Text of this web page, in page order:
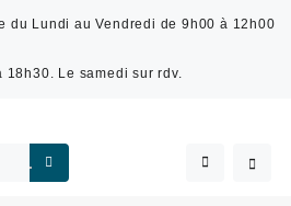
du Lundi au Vendredi de 9h00 à 12h00
18h30. Le samedi sur rdv.